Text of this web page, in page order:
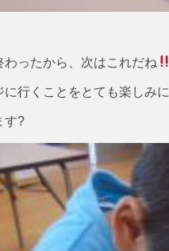
わったから、次はこれだね
に行くことをとても楽しみに
す?